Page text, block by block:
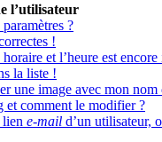
l’utilisateur
?
!
et l’heure est
la liste !
une image avec mon nom
et comment le modifier ?
e-mail d’un utilisateur,